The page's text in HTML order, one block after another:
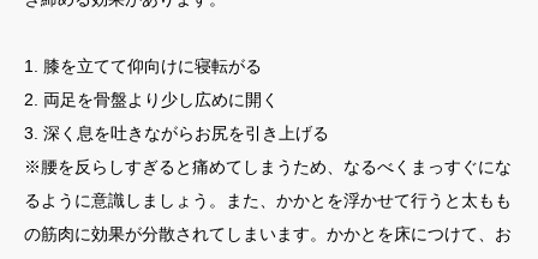
1. 膝を立てて仰向けに寝転がる
2. 両足を骨盤より少し広めに開く
3. 深く息を吐きながらお尻を引き上げる
※腰を反らしすぎると痛めてしまうため、なるべくまっすぐにな
るように意識しましょう。また、かかとを浮かせて行うと太もも
の筋肉に効果が分散されてしまいます。かかとを床につけて、お